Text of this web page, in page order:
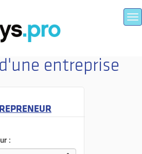
entreprise
: